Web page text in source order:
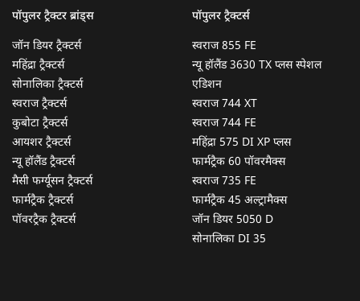
पॉपुलर ट्रैक्टर ब्रांड्स
जॉन डियर ट्रैक्टर्स
महिंद्रा ट्रैक्टर्स
सोनालिका ट्रैक्टर्स
स्वराज ट्रैक्टर्स
कुबोटा ट्रैक्टर्स
आयशर ट्रैक्टर्स
न्यू हॉलैंड ट्रैक्टर्स
मैसी फर्ग्यूसन ट्रैक्टर्स
फार्मट्रैक ट्रैक्टर्स
पॉवरट्रैक ट्रैक्टर्स
पॉपुलर ट्रैक्टर्स
स्वराज 855 FE
न्यू हॉलैंड 3630 TX प्लस स्पेशल
एडिशन
स्वराज 744 XT
स्वराज 744 FE
महिंद्रा 575 DI XP प्लस
फार्मट्रैक 60 पॉवरमैक्स
स्वराज 735 FE
फार्मट्रैक 45 अल्ट्रामैक्स
जॉन डियर 5050 D
सोनालिका DI 35